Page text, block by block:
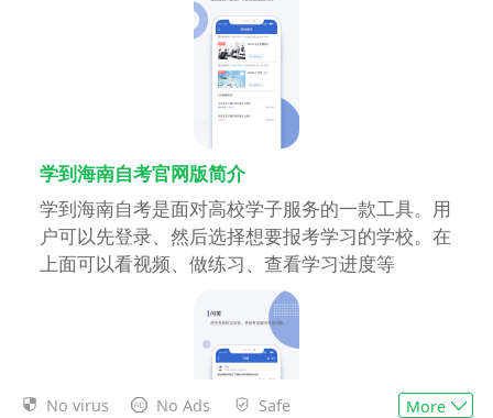
学到海南自考官网版简介
学到海南自考是面对高校学子服务的一款工具。用
户可以先登录、然后选择想要报考学习的学校。在
上面可以看视频、做练习、查看学习进度等
No virus No Ads Safe More